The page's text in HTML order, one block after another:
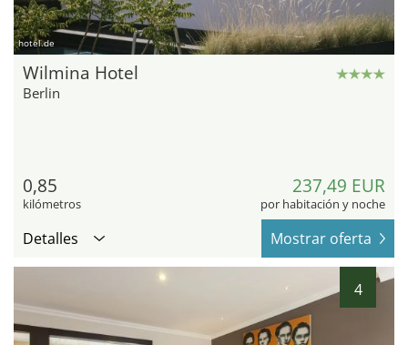
hotel.de
Wilmina Hotel
Berlin
0,85
kilómetros
237,49 EUR
por habitación y noche
Detalles Mostrar oferta
4